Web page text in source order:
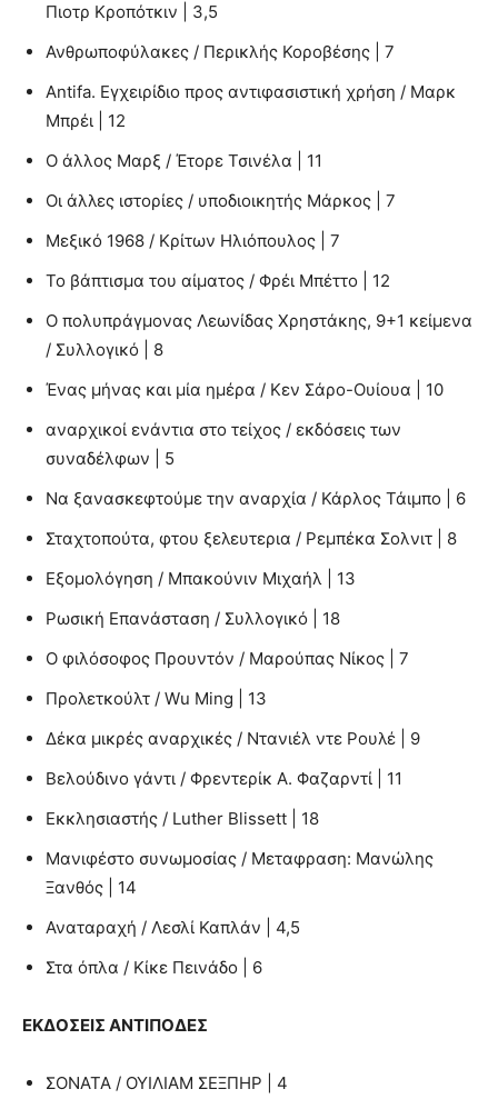
Πιοτρ Κροπότκιν | 3,5
Ανθρωποφύλακες / Περικλής Κοροβέσης | 7
Antifa. Εγχειρίδιο προς αντιφασιστική χρήση / Μαρκ
Μπρέι | 12
Ο άλλος Μαρξ / Έτορε Τσινέλα | 11
Οι άλλες ιστορίες / υποδιοικητής Μάρκος | 7
Μεξικό 1968 / Κρίτων Ηλιόπουλος | 7
Το βάπτισμα του αίματος / Φρέι Μπέττο | 12
Ο πολυπράγμονας Λεωνίδας Χρηστάκης, 9+1 κείμενα
/ Συλλογικό | 8
Ένας μήνας και μία ημέρα / Κεν Σάρο-Ουίουα | 10
αναρχικοί ενάντια στο τείχος / εκδόσεις των
συναδέλφων | 5
Να ξανασκεφτούμε την αναρχία / Κάρλος Τάιμπο | 6
Σταχτοπούτα, φτου ξελευτερια / Ρεμπέκα Σολνιτ | 8
Εξομολόγηση / Μπακούνιν Μιχαήλ | 13
Ρωσική Επανάσταση / Συλλογικό | 18
Ο φιλόσοφος Προυντόν / Μαρούπας Νίκος | 7
Προλετκούλτ / Wu Ming | 13
Δέκα μικρές αναρχικές / Ντανιέλ ντε Ρουλέ | 9
Βελούδινο γάντι / Φρεντερίκ Α. Φαζαρντί | 11
Εκκλησιαστής / Luther Blissett | 18
Μανιφέστο συνωμοσίας / Μεταφραση: Μανώλης
Ξανθός | 14
Αναταραχή / Λεσλί Καπλάν | 4,5
Στα όπλα / Κίκε Πεινάδο | 6
ΕΚΔΟΣΕΙΣ ΑΝΤΙΠΟΔΕΣ
ΣΟΝΑΤΑ / ΟΥΙΛΙΑΜ ΣΕΞΠΗΡ | 4